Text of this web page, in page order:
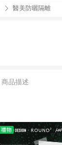
醫美防曬隔離
商品描述